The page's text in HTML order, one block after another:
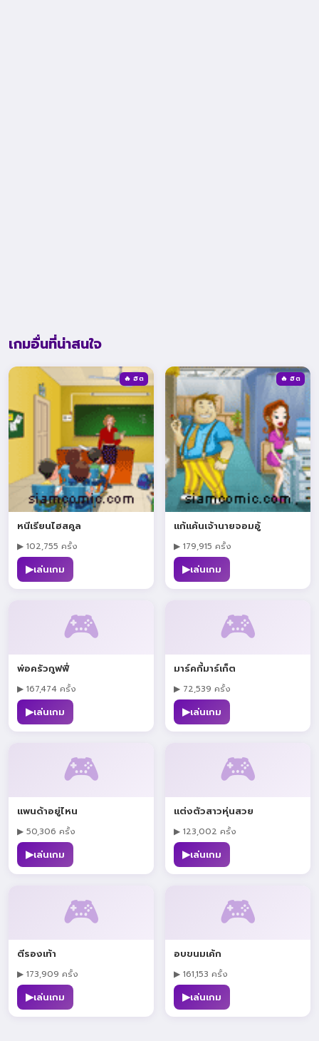
เกมอื่นที่น่าสนใจ
🔥 ฮิต
หนีเรียนไฮสคูล
▶ 102,755 ครั้ง
▶เล่นเกม
🔥 ฮิต
แก้แค้นเจ้านายจอมอู้
▶ 179,915 ครั้ง
▶เล่นเกม
🎮
พ่อครัวกูฟฟี่
▶ 167,474 ครั้ง
▶เล่นเกม
🎮
มาร์คกี้มาร์เก็ต
▶ 72,539 ครั้ง
▶เล่นเกม
🎮
แพนด้าอยู่ไหน
▶ 50,306 ครั้ง
▶เล่นเกม
🎮
แต่งตัวสาวหุ่นสวย
▶ 123,002 ครั้ง
▶เล่นเกม
🎮
ตีรองเท้า
▶ 173,909 ครั้ง
▶เล่นเกม
🎮
อบขนมเค้ก
▶ 161,153 ครั้ง
▶เล่นเกม